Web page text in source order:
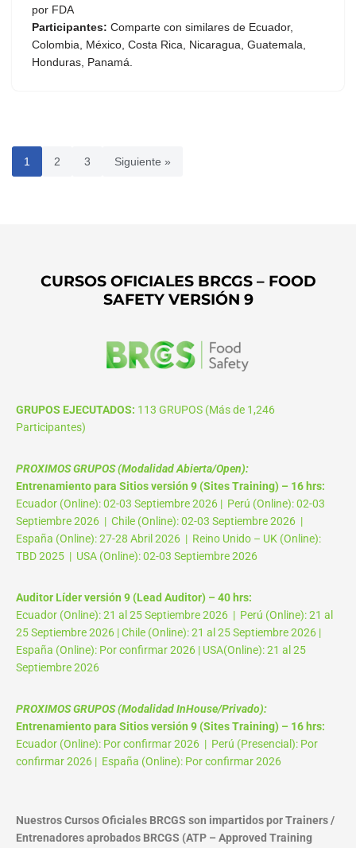
por FDA
Participantes: Comparte con similares de Ecuador,
Colombia, México, Costa Rica, Nicaragua, Guatemala,
Honduras, Panamá.
1 2 3 Siguiente »
CURSOS OFICIALES BRCGS – FOOD
SAFETY VERSIÓN 9
GRUPOS EJECUTADOS: 113 GRUPOS (Más de 1,246
Participantes)
PROXIMOS GRUPOS (Modalidad Abierta/Open):
Entrenamiento para Sitios versión 9 (Sites Training) – 16 hrs:
Ecuador (Online): 02-03 Septiembre 2026 | Perú (Online): 02-03
Septiembre 2026 | Chile (Online): 02-03 Septiembre 2026 |
España (Online): 27-28 Abril 2026 | Reino Unido – UK (Online):
TBD 2025 | USA (Online): 02-03 Septiembre 2026
Auditor Líder versión 9 (Lead Auditor) – 40 hrs:
Ecuador (Online): 21 al 25 Septiembre 2026 | Perú (Online): 21 al
25 Septiembre 2026 | Chile (Online): 21 al 25 Septiembre 2026 |
España (Online): Por confirmar 2026 | USA(Online): 21 al 25
Septiembre 2026
PROXIMOS GRUPOS (Modalidad InHouse/Privado):
Entrenamiento para Sitios versión 9 (Sites Training) – 16 hrs:
Ecuador (Online): Por confirmar 2026 | Perú (Presencial): Por
confirmar 2026 | España (Online): Por confirmar 2026
Nuestros Cursos Oficiales BRCGS son impartidos por Trainers /
Entrenadores aprobados BRCGS (ATP – Approved Training